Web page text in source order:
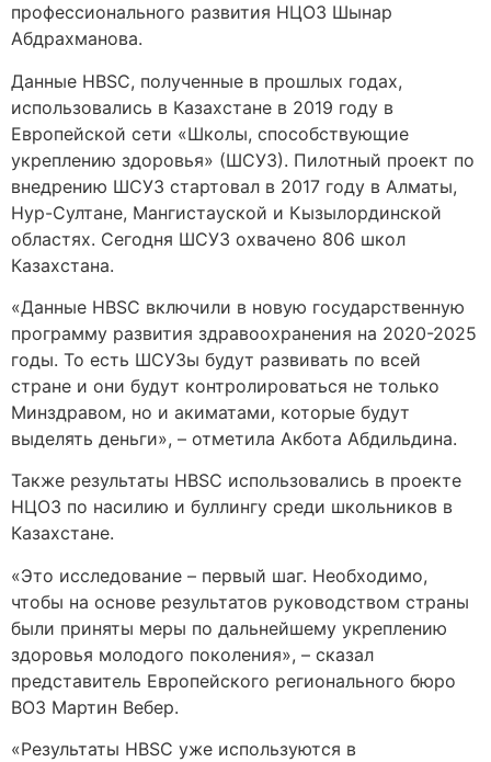
профессионального развития НЦОЗ Шынар
Абдрахманова.
Данные HBSC, полученные в прошлых годах,
использовались в Казахстане в 2019 году в
Европейской сети «Школы, способствующие
укреплению здоровья» (ШСУЗ). Пилотный проект по
внедрению ШСУЗ стартовал в 2017 году в Алматы,
Нур-Султане, Мангистауской и Кызылординской
областях. Сегодня ШСУЗ охвачено 806 школ
Казахстана.
«Данные HBSC включили в новую государственную
программу развития здравоохранения на 2020-2025
годы. То есть ШСУЗы будут развивать по всей
стране и они будут контролироваться не только
Минздравом, но и акиматами, которые будут
выделять деньги», – отметила Акбота Абдильдина.
Также результаты HBSC использовались в проекте
НЦОЗ по насилию и буллингу среди школьников в
Казахстане.
«Это исследование – первый шаг. Необходимо,
чтобы на основе результатов руководством страны
были приняты меры по дальнейшему укреплению
здоровья молодого поколения», – сказал
представитель Европейского регионального бюро
ВОЗ Мартин Вебер.
«Результаты HBSC уже используются в